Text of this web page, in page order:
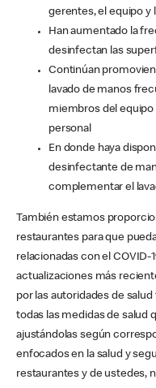
gerentes, el equipo y
Han aumentado la
desinfectan las
Continúan
lavado de manos
miembros del equipo
personal
En donde haya
desinfectante de
complementar el
También estamos
restaurantes para que
relacionadas con el
actualizaciones más
por las autoridades de
todas las medidas de salud
ajustándolas según
enfocados en la salud y
restaurantes y de ustedes,